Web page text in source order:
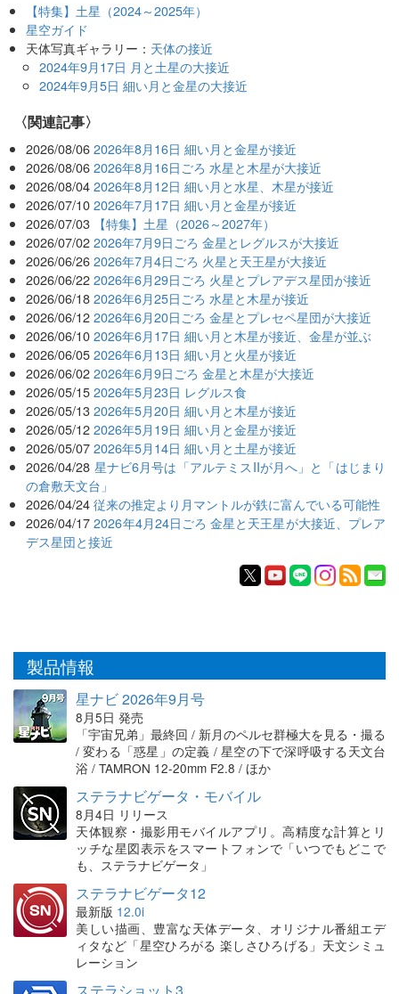
【特集】土星（2024～2025年）
星空ガイド
天体写真ギャラリー： 天体の接近
2024年9月17日 月と土星の大接近
2024年9月5日 細い月と金星の大接近
関連記事
2026/08/06 2026年8月16日 細い月と金星が接近
2026/08/06 2026年8月16日ごろ 水星と木星が大接近
2026/08/04 2026年8月12日 細い月と水星、木星が接近
2026/07/10 2026年7月17日 細い月と金星が接近
2026/07/03 【特集】土星（2026～2027年）
2026/07/02 2026年7月9日ごろ 金星とレグルスが大接近
2026/06/26 2026年7月4日ごろ 火星と天王星が大接近
2026/06/22 2026年6月29日ごろ 火星とプレアデス星団が接近
2026/06/18 2026年6月25日ごろ 水星と木星が接近
2026/06/12 2026年6月20日ごろ 金星とプレセペ星団が大接近
2026/06/10 2026年6月17日 細い月と木星が接近、金星が並ぶ
2026/06/05 2026年6月13日 細い月と火星が接近
2026/06/02 2026年6月9日ごろ 金星と木星が大接近
2026/05/15 2026年5月23日 レグルス食
2026/05/13 2026年5月20日 細い月と木星が接近
2026/05/12 2026年5月19日 細い月と金星が接近
2026/05/07 2026年5月14日 細い月と土星が接近
2026/04/28 星ナビ6月号は「アルテミスIIが月へ」と「はじまり
の倉敷天文台」
2026/04/24 従来の推定より月マントルが鉄に富んでいる可能性
2026/04/17 2026年4月24日ごろ 金星と天王星が大接近、プレア
デス星団と接近
製品情報
星ナビ 2026年9月号
8月5日 発売
「宇宙兄弟」最終回 / 新月のペルセ群極大を見る・撮る
/ 変わる「惑星」の定義 / 星空の下で深呼吸する天文台
浴 / TAMRON 12-20mm F2.8 / ほか
ステラナビゲータ・モバイル
8月4日 リリース
天体観察・撮影用モバイルアプリ。高精度な計算とリ
ッチな星図表示をスマートフォンで「いつでもどこで
も、ステラナビゲータ」
ステラナビゲータ12
最新版 12.0i
美しい描画、豊富な天体データ、オリジナル番組エデ
ィタなど「星空ひろがる 楽しさひろげる」天文シミュ
レーション